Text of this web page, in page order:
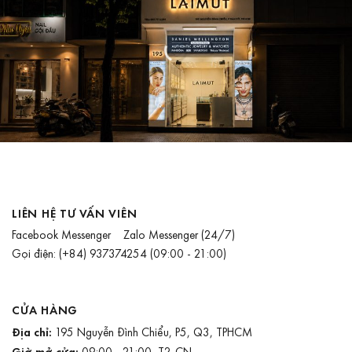
LIÊN HỆ TƯ VẤN VIÊN
Facebook Messenger Zalo Messenger(24/7)
Gọi điện: (+84) 937374254(09:00 - 21:00)
CỬA HÀNG
Địa chỉ: 195 Nguyễn Đình Chiểu, P5, Q3, TPHCM